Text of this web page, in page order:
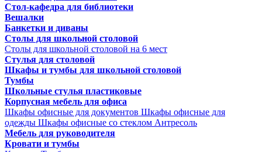
Стол-кафедра для библиотеки
Вешалки
Банкетки и диваны
Столы для школьной столовой
Столы для школьной столовой на 6 мест
Стулья для столовой
Шкафы и тумбы для школьной столовой
Тумбы
Школьные стулья пластиковые
Корпусная мебель для офиса
Шкафы офисные для документов Шкафы офисные для
одежды Шкафы офисные со стеклом Антресоль
Мебель для руководителя
Кровати и тумбы